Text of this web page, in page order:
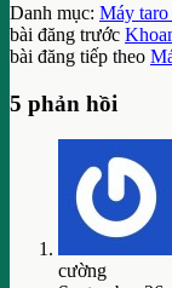
Danh mục: Máy
bài đăng trước
bài đăng tiếp theo
5 phản hồi
cường